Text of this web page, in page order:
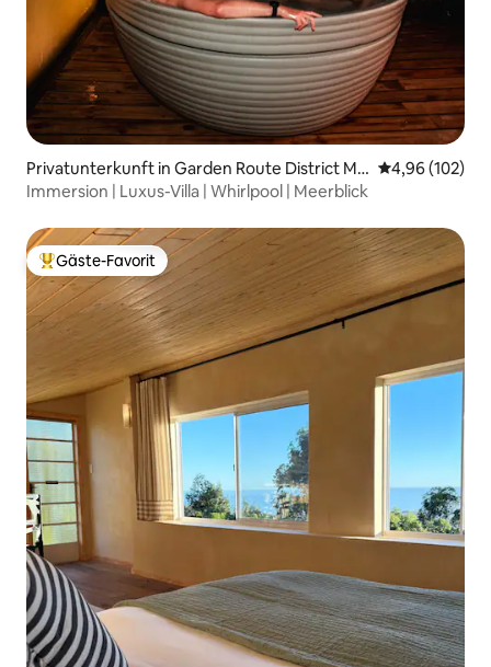
Privatunterkunft in Garden Route District Mu
nicipality
4,96 (102)
Immersion | Luxus-Villa | Whirlpool | Meerblick
Beliebter Gäste-Favorit.
Gäste-Favorit